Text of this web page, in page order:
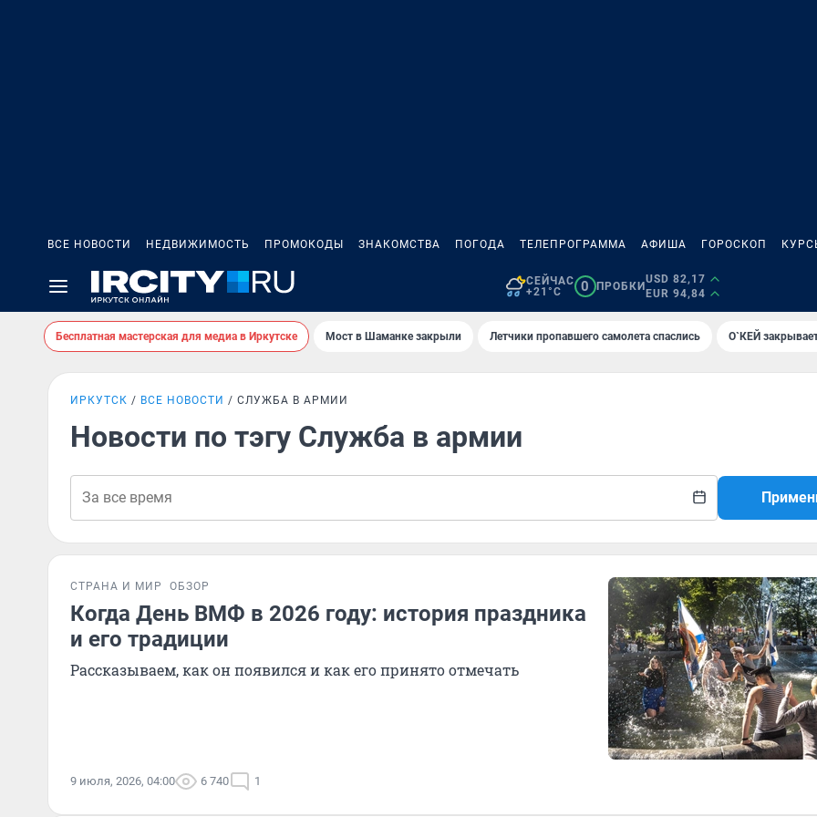
ВСЕ НОВОСТИ НЕДВИЖИМОСТЬ ПРОМОКОДЫ ЗНАКОМСТВА ПОГОДА ТЕЛЕПРОГРАММА АФИША ГОРОСКОП
СЕЙЧАС
+21°C
0 ПРОБКИ
USD 82,17
EUR 94,84
Бесплатная мастерская для медиа в Иркутске Мост в Шаманке закрыли Летчики пропавшего самолета спаслись О`КЕЙ
ИРКУТСК ВСЕ НОВОСТИ СЛУЖБА В АРМИИ
Новости по тэгу Служба в армии
СТРАНА И МИР ОБЗОР
Когда День ВМФ в 2026 году: история праздника
и его традиции
Рассказываем, как он появился и как его принято отмечать
9 июля, 2026, 04:00 6 740 1